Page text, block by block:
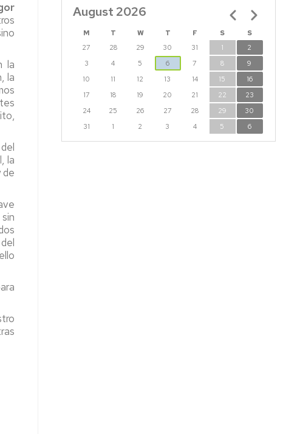
la
la
la
de
August 2026
M T W T F S
S
27
28 29 30 31 1
2
3
4 5 6 7 8
9
10
11 12 13 14 15
16
17
18 19 20 21 22
23
24
25 26 27 28 29
30
31
1 2 3 4 5 6
Pagination